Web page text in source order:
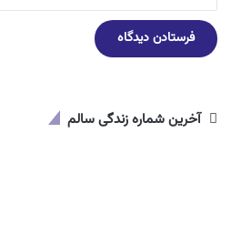
آخرین شماره زندگی سالم